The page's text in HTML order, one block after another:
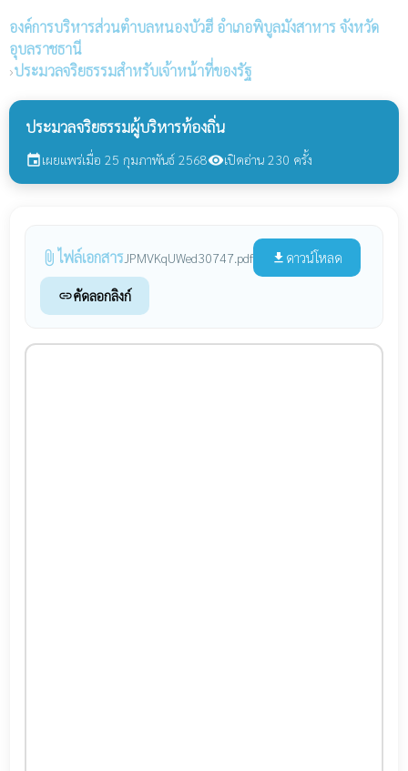
องค์การบริหารส่วนตำบลหนองบัวฮี อำเภอพิบูลมังสาหาร จังหวัด
อุบลราชธานี
›ประมวลจริยธรรมสำหรับเจ้าหน้าที่ของรัฐ
ประมวลจริยธรรมผู้บริหารท้องถิ่น
eventเผยแพร่เมื่อ 25 กุมภาพันธ์ 2568visibilityเปิดอ่าน 230 ครั้ง
attach_file ไฟล์เอกสาร JPMVKqUWed30747.pdf file_download ดาวน์โหลด
linkคัดลอกลิงก์